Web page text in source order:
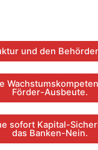
und den
Förder-Ausbeute.
sofort Kapital-
das Banken-Nein.